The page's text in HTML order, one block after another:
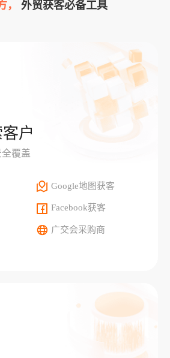
， 外贸获客必备工具
户
覆盖
Google地图获客
Facebook获客
广交会采购商